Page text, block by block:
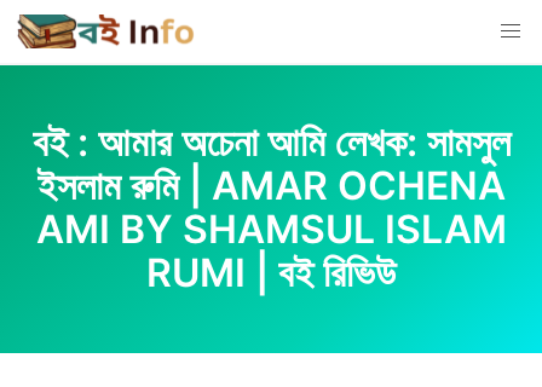
Skip
to
content
বই : আমার অচেনা আমি লেখক: সামসুল
ইসলাম রুমি | AMAR OCHENA
AMI BY SHAMSUL ISLAM
RUMI | বই রিভিউ